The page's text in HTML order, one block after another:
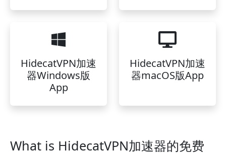
HidecatVPN加速
器Windows版
App
HidecatVPN加速
器macOS版App
What is HidecatVPN加速器的免费